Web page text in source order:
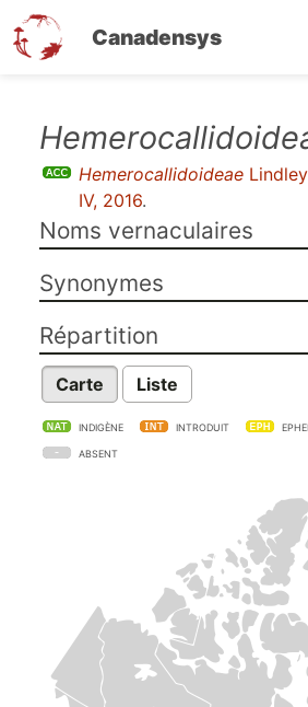
Canadensys
contenu Hemerocallidoideae Lindley
IV, 2016.
Noms vernaculaires
Synonymes
Répartition
Carte Liste
INDIGÈNE INTRODUIT
ABSENT